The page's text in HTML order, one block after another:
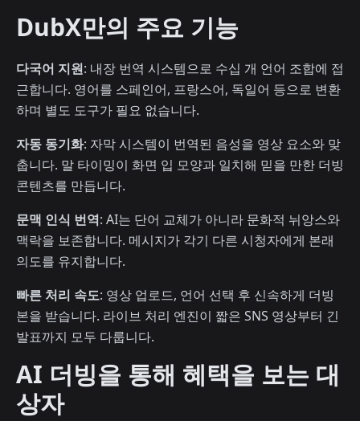
DubX만의 주요 기능
다국어 지원: 내장 번역 시스템으로 수십 개 언어 조합에 접
근합니다. 영어를 스페인어, 프랑스어, 독일어 등으로 변환
하며 별도 도구가 필요 없습니다.
자동 동기화: 자막 시스템이 번역된 음성을 영상 요소와 맞
춥니다. 말 타이밍이 화면 입 모양과 일치해 믿을 만한 더빙
콘텐츠를 만듭니다.
문맥 인식 번역: AI는 단어 교체가 아니라 문화적 뉘앙스와
맥락을 보존합니다. 메시지가 각기 다른 시청자에게 본래
의도를 유지합니다.
빠른 처리 속도: 영상 업로드, 언어 선택 후 신속하게 더빙
본을 받습니다. 라이브 처리 엔진이 짧은 SNS 영상부터 긴
발표까지 모두 다룹니다.
AI 더빙을 통해 혜택을 보는 대
상자